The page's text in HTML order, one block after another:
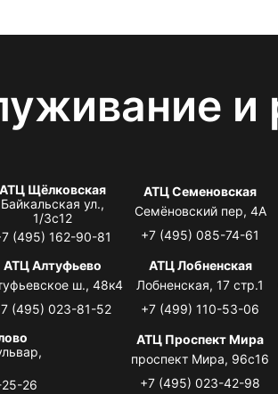
и
АТЦ Щёлковская
Байкальская ул.,
1/3с12
(495) 162-90-81
АТЦ Семеновская
Семёновский пер, 4А
+7 (495) 085-74-61
АТЦ Алтуфьево
ш., 48к4
(495) 023-81-52
АТЦ Лобненская
Лобненская, 17 стр.1
+7 (499) 110-53-06
26
АТЦ Проспект Мира
проспект Мира, 96с16
+7 (495) 023-42-98